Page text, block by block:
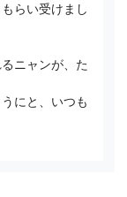
らい受けまし
ニャンが、た
にと、いつも